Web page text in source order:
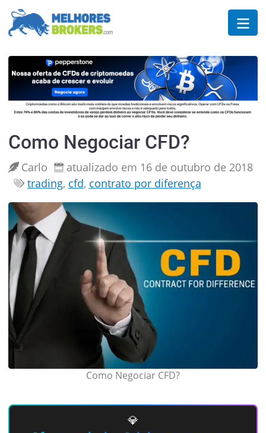
Como Negociar CFD?
Carlo
atualizado em 16 de outubro de 2018
trading, cfd, contrato por diferença
Como Negociar CFD?
💎